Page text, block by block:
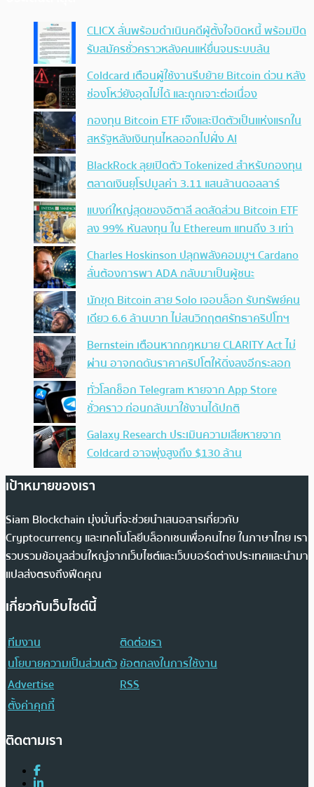
CLICX ลั่นพร้อมดำเนินคดีผู้ตั้งใจบิดหนี้ พร้อมปิด
รับสมัครชั่วคราวหลังคนแห่ยื่นจนระบบล้น
Coldcard เตือนผู้ใช้งานรีบย้าย Bitcoin ด่วน หลัง
ช่องโหว่ยังอุดไม่ได้ และถูกเจาะต่อเนื่อง
กองทุน Bitcoin ETF เจ๊งและปิดตัวเป็นแห่งแรกใน
สหรัฐหลังเงินทุนไหลออกไปฝั่ง AI
BlackRock ลุยเปิดตัว Tokenized สำหรับกองทุน
ตลาดเงินยุโรปมูลค่า 3.11 แสนล้านดอลลาร์
แบงก์ใหญ่สุดของอิตาลี ลดสัดส่วน Bitcoin ETF
ลง 99% หันลงทุน ใน Ethereum แทนถึง 3 เท่า
Charles Hoskinson ปลุกพลังคอมมูฯ Cardano
ลั่นต้องการพา ADA กลับมาเป็นผู้ชนะ
นักขุด Bitcoin สาย Solo เจอบล็อก รับทรัพย์คน
เดียว 6.6 ล้านบาท ไม่สนวิกฤตศรัทธาคริปโทฯ
Bernstein เตือนหากกฎหมาย CLARITY Act ไม่
ผ่าน อาจกดดันราคาคริปโตให้ดิ่งลงอีกระลอก
ทั่วโลกช็อก Telegram หายจาก App Store
ชั่วคราว ก่อนกลับมาใช้งานได้ปกติ
Galaxy Research ประเมินความเสียหายจาก
Coldcard อาจพุ่งสูงถึง $130 ล้าน
เป้าหมายของเรา
Siam Blockchain มุ่งมั่นที่จะช่วยนำเสนอสารเกี่ยวกับ
Cryptocurrency และเทคโนโลยีบล็อกเชนเพื่อคนไทย ในภาษาไทย เรา
รวบรวมข้อมูลส่วนใหญ่จากเว็บไซต์และเว็บบอร์ดต่างประเทศและนำมา
แปลส่งตรงถึงฟีดคุณ
เกี่ยวกับเว็บไซต์นี้
ทีมงาน
ติดต่อเรา
นโยบายความเป็นส่วนตัวข้อตกลงในการใช้งาน
Advertise
RSS
ตั้งค่าคุกกี้
ติดตามเรา